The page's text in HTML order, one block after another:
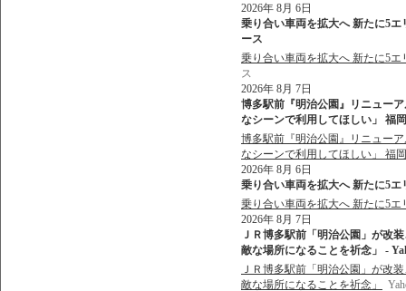
2026年 8月 6日
乗り合い車両を拡大へ 新たに5エ
ース
乗り合い車両を拡大へ 新たに5
ス
2026年 8月 7日
博多駅前『明治公園』リニュー
なシーンで利用してほしい」 福
博多駅前『明治公園』リニュー
なシーンで利用してほしい」 福
2026年 8月 6日
乗り合い車両を拡大へ 新たに5エ
乗り合い車両を拡大へ 新たに5
2026年 8月 7日
ＪＲ博多駅前「明治公園」が改
敵な場所になることを祈念」 -
ＪＲ博多駅前「明治公園」が改
敵な場所になることを祈念」